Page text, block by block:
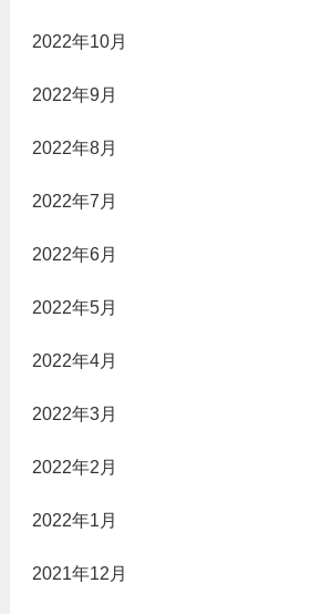
2022年10月
2022年9月
2022年8月
2022年7月
2022年6月
2022年5月
2022年4月
2022年3月
2022年2月
2022年1月
2021年12月